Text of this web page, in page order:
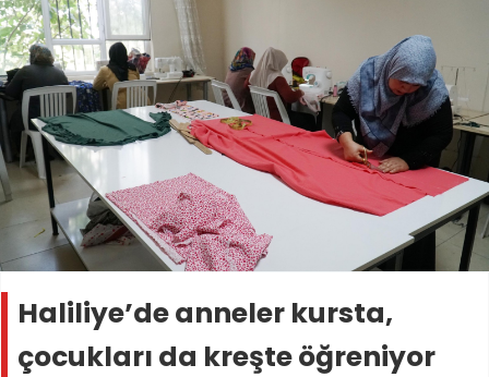
Haliliye’de anneler kursta,
çocukları da kreşte öğreniyor